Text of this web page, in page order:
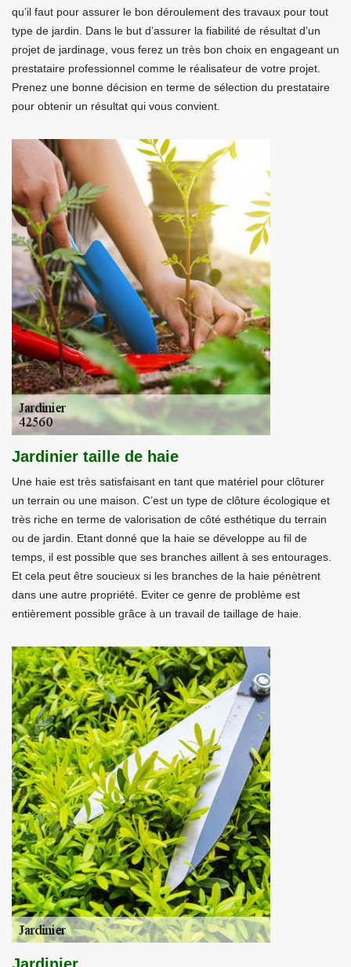
qu’il faut pour assurer le bon déroulement des travaux pour tout
type de jardin. Dans le but d’assurer la fiabilité de résultat d’un
projet de jardinage, vous ferez un très bon choix en engageant un
prestataire professionnel comme le réalisateur de votre projet.
Prenez une bonne décision en terme de sélection du prestataire
pour obtenir un résultat qui vous convient.
Jardinier taille de haie
Une haie est très satisfaisant en tant que matériel pour clôturer
un terrain ou une maison. C’est un type de clôture écologique et
très riche en terme de valorisation de côté esthétique du terrain
ou de jardin. Etant donné que la haie se développe au fil de
temps, il est possible que ses branches aillent à ses entourages.
Et cela peut être soucieux si les branches de la haie pénètrent
dans une autre propriété. Eviter ce genre de problème est
entièrement possible grâce à un travail de taillage de haie.